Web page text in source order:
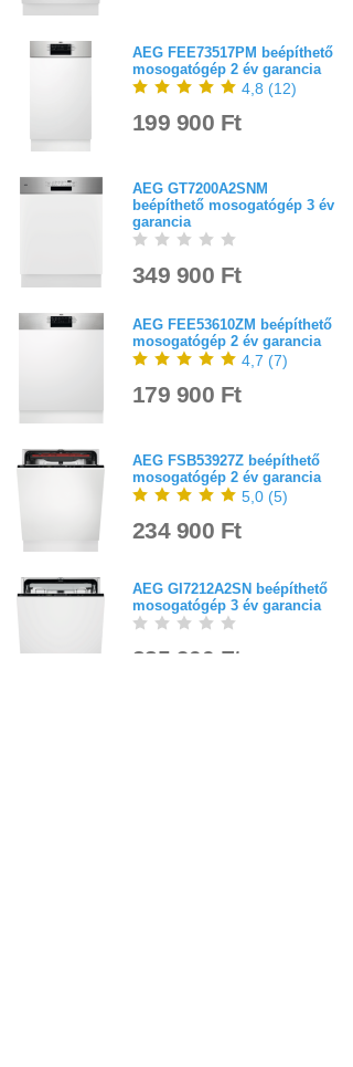
AEG FEE73517PM beépíthető
mosogatógép 2 év garancia
4,8 (12)
199 900 Ft
AEG GT7200A2SNM
beépíthető mosogatógép 3 év
garancia
349 900 Ft
AEG FEE53610ZM beépíthető
mosogatógép 2 év garancia
4,7 (7)
179 900 Ft
AEG FSB53927Z beépíthető
mosogatógép 2 év garancia
5,0 (5)
234 900 Ft
AEG GI7212A2SN beépíthető
mosogatógép 3 év garancia
285 900 Ft